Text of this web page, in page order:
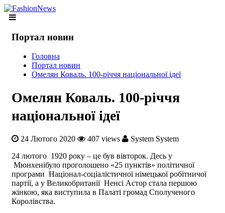
Портал новин
Головна
Портал новин
Омелян Коваль. 100-річчя національної ідеї
Омелян Коваль. 100-річчя
національної ідеї
24 Лютого 2020 407 views
System System
24 лютого 1920 року – це був вівторок. Десь у
Мюнхенібуло проголошено «25 пунктів» політичної
програми Націонал-соціалістичної німецької робітничої
партії, а у Великобританії Ненсі Астор стала першою
жінкою, яка виступила в Палаті громад Сполученого
Королівства.